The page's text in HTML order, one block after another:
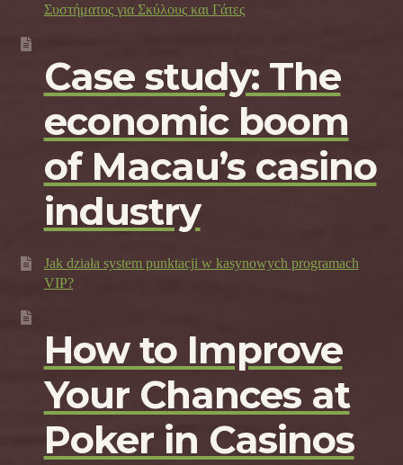
Συστήματος για Σκύλους και Γάτες
Case study: The
economic boom
of Macau’s casino
industry
Jak działa system punktacji w kasynowych programach
VIP?
How to Improve
Your Chances at
Poker in Casinos